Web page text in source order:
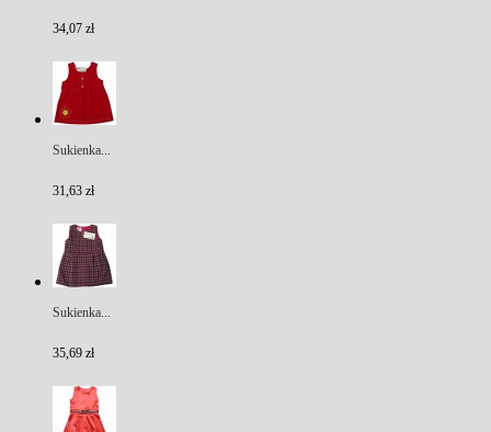
34,07 zł
Sukienka...
31,63 zł
Sukienka...
35,69 zł